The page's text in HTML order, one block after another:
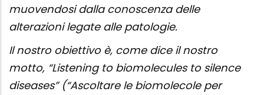
muovendosi dalla conoscenza delle
alterazioni legate alle patologie.
Il nostro obiettivo è, come dice il nostro
motto, “Listening to biomolecules to silence
diseases” (“Ascoltare le biomolecole per